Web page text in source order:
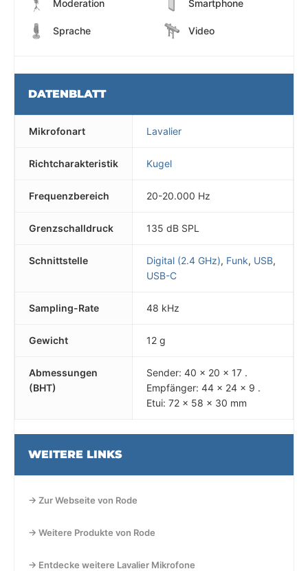
Moderation Smartphone
Sprache Video
DATENBLATT
Mikrofonart Lavalier
Richtcharakteristik Kugel
Frequenzbereich 20-20.000 Hz
Grenzschalldruck 135 dB SPL
Schnittstelle Digital (2.4 GHz), Funk, USB,
USB-C
Sampling-Rate 48 kHz
Gewicht 12 g
Abmessungen
(BHT)
Sender: 40 x 20 x 17 .
Empfänger: 44 x 24 x 9 .
Etui: 72 x 58 x 30 mm
WEITERE LINKS
→ Zur Webseite von Rode
→ Weitere Produkte von Rode
→ Entdecke weitere Lavalier Mikrofone